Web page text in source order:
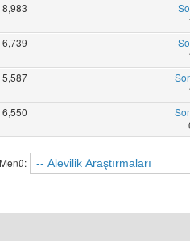
8,983
6,739
5,587
6,550
Menü: